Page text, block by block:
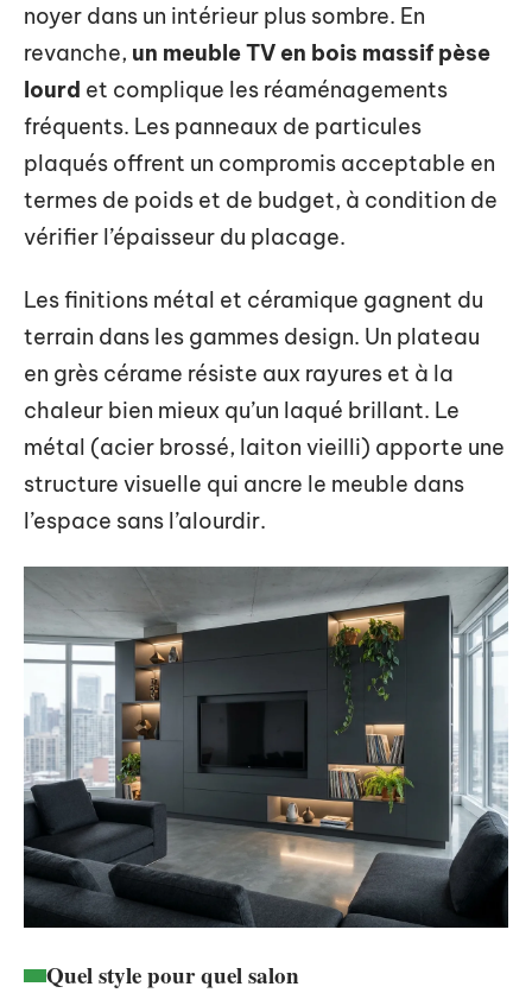
noyer dans un intérieur plus sombre. En
revanche, un meuble TV en bois massif pèse
lourd et complique les réaménagements
fréquents. Les panneaux de particules
plaqués offrent un compromis acceptable en
termes de poids et de budget, à condition de
vérifier l’épaisseur du placage.
Les finitions métal et céramique gagnent du
terrain dans les gammes design. Un plateau
en grès cérame résiste aux rayures et à la
chaleur bien mieux qu’un laqué brillant. Le
métal (acier brossé, laiton vieilli) apporte une
structure visuelle qui ancre le meuble dans
l’espace sans l’alourdir.
Quel style pour quel salon